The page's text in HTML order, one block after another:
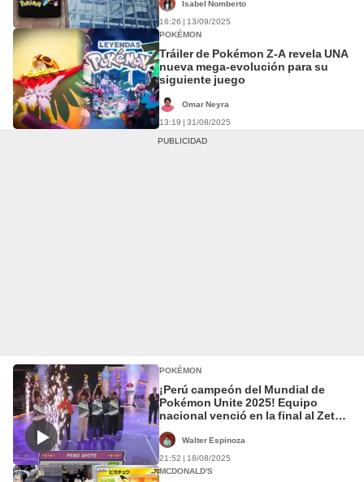
diseños de Pokemon sin
autorización
Isabel Nomberto
16:26 | 13/09/2025
POKÉMON
Tráiler de Pokémon Z-A revela UNA
nueva mega-evolución para su
siguiente juego
Omar Neyra
13:19 | 31/08/2025
POKÉMON
¡Perú campeón del Mundial de
Pokémon Unite 2025! Equipo
nacional venció en la final al Zeta
Walter Espinoza
21:52 | 18/08/2025
MCDONALD'S